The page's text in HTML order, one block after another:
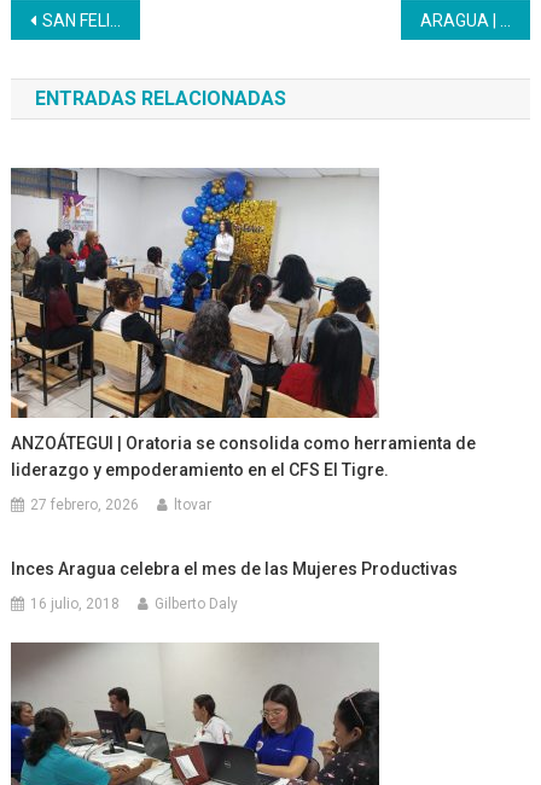
Navegación
de
entradas
SAN FELIPE | Inces y El Sistema de Orquestas seccional Yaracuy evalúan estatus de convenio
ENTRADAS RELACIONADAS
ANZOÁTEGUI | Oratoria se consolida como herramienta de
liderazgo y empoderamiento en el CFS El Tigre.
27 febrero, 2026 ltovar
Inces Aragua celebra el mes de las Mujeres Productivas
16 julio, 2018 Gilberto Daly